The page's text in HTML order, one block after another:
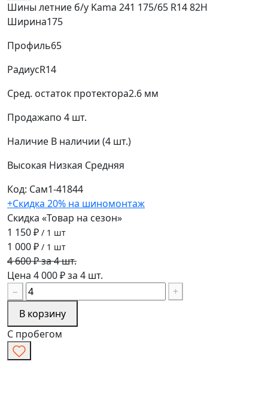
Шины летние б/у Kama 241 175/65 R14 82H
Ширина175
Профиль65
РадиусR14
Сред. остаток протектора2.6 мм
Продажапо 4 шт.
Наличие В наличии (4 шт.)
Высокая Низкая Средняя
Код: Сам1-41844
+Скидка 20% на шиномонтаж
Скидка «Товар на сезон»
1 150 ₽ / 1 шт
1 000 ₽ / 1 шт
4 600 ₽ за 4 шт.
Цена 4 000 ₽ за 4 шт.
−
+
В корзину
С пробегом